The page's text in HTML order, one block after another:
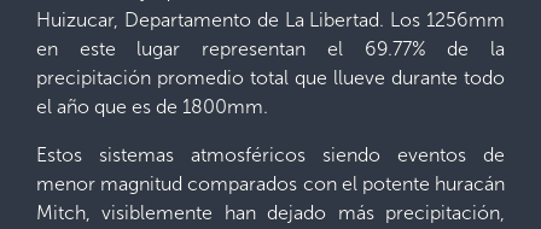
Huizucar, Departamento de La Libertad. Los 1256mm
en este lugar representan el 69.77% de la
precipitación promedio total que llueve durante todo
el año que es de 1800mm.
Estos sistemas atmosféricos siendo eventos de
menor magnitud comparados con el potente huracán
Mitch, visiblemente han dejado más precipitación,